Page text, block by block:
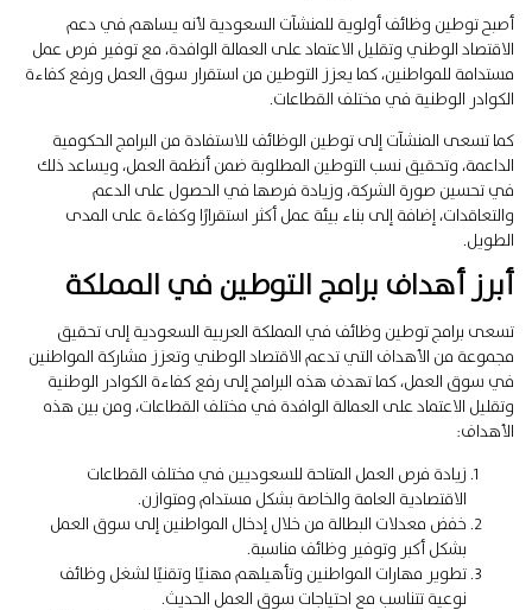
أصبح توطين وظائف أولوية للمنشآت السعودية لأنه يساهم في دعم
الاقتصاد الوطني وتقليل الاعتماد على العمالة الوافدة، مع توفير فرص عمل
مستدامة للمواطنين، كما يعزز التوطين من استقرار سوق العمل ورفع كفاءة
الكوادر الوطنية في مختلف القطاعات.
كما تسعى المنشآت إلى توطين الوظائف للاستفادة من البرامج الحكومية
الداعمة، وتحقيق نسب التوطين المطلوبة ضمن أنظمة العمل، ويساعد ذلك
في تحسين صورة الشركة، وزيادة فرصها في الحصول على الدعم
والتعاقدات، إضافة إلى بناء بيئة عمل أكثر استقرارًا وكفاءة على المدى
الطويل.
أبرز أهداف برامج التوطين في المملكة
تسعى برامج توطين وظائف في المملكة العربية السعودية إلى تحقيق
مجموعة من الأهداف التي تدعم الاقتصاد الوطني وتعزز مشاركة المواطنين
في سوق العمل، كما تهدف هذه البرامج إلى رفع كفاءة الكوادر الوطنية
وتقليل الاعتماد على العمالة الوافدة في مختلف القطاعات، ومن بين هذه
الأهداف:
زيادة فرص العمل المتاحة للسعوديين في مختلف القطاعات
الاقتصادية العامة والخاصة بشكل مستدام ومتوازن.
خفض معدلات البطالة من خلال إدخال المواطنين إلى سوق العمل
بشكل أكبر وتوفير وظائف مناسبة.
تطوير مهارات المواطنين وتأهيلهم مهنيًا وتقنيًا لشغل وظائف
نوعية تتناسب مع احتياجات سوق العمل الحديث.